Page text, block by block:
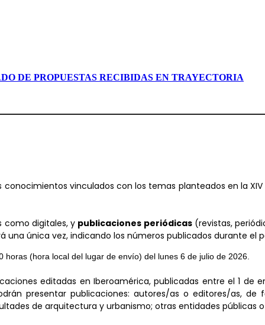
DE PROPUESTAS RECIBIDAS EN TRAYECTORIA
vinculados con los temas planteados en la
como digitales, y publicaciones periódicas(revistas,
una única vez, indicando los números publicados durante el
horas (hora local del lugar de envío) del lunes 6 de julio de 2026.
editadas en Iberoamérica, publicadas entre el 1 de
presentar publicaciones: autores/as o editores/as, de
de arquitectura y urbanismo; otras entidades públicas